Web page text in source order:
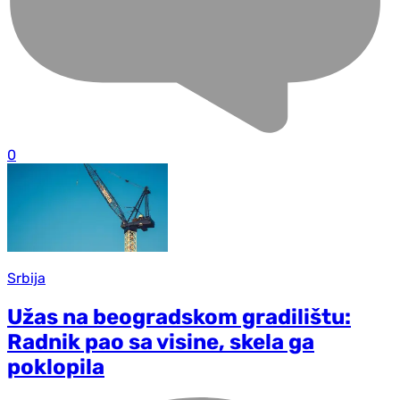
0
Srbija
Užas na beogradskom gradilištu:
Radnik pao sa visine, skela ga
poklopila